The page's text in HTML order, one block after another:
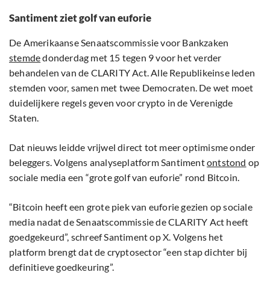
Santiment ziet golf van euforie
De Amerikaanse Senaatscommissie voor Bankzaken
stemdedonderdag met 15 tegen 9 voor het verder
behandelen van de CLARITY Act. Alle Republikeinse leden
stemden voor, samen met twee Democraten. De wet moet
duidelijkere regels geven voor crypto in de Verenigde
Staten.
Dat nieuws leidde vrijwel direct tot meer optimisme onder
beleggers. Volgens analyseplatform Santimentontstond op
sociale media een “grote golf van euforie” rond Bitcoin.
“Bitcoin heeft een grote piek van euforie gezien op sociale
media nadat de Senaatscommissie de CLARITY Act heeft
goedgekeurd”, schreef Santiment op X. Volgens het
platform brengt dat de cryptosector “een stap dichter bij
definitieve goedkeuring”.